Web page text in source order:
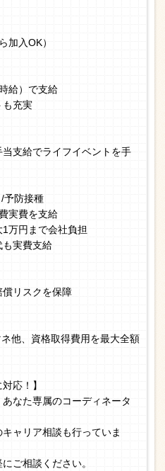
加入OK）
給）で支給
も充実
当支給でライフイベントを手
予防接種
実費を支給
1万円まで会社負担
も実費支給
償リスクを保障
他、資格取得費用を最大全額
応！】
なた専属のコーディネータ
ャリア相談も行っていま
ご相談ください。